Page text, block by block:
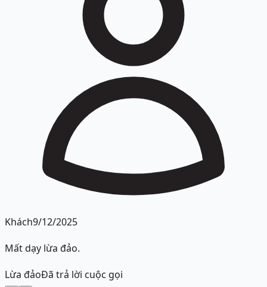
Khách9/12/2025
Mất dạy lừa đảo.
Lừa đảoĐã trả lời cuộc gọi